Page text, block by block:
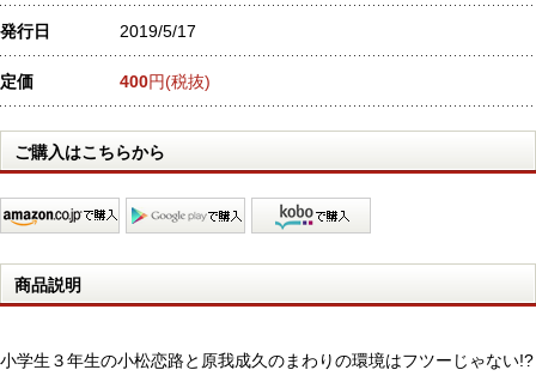
発行日 2019/5/17
定価 400円(税抜)
ご購入はこちらから
商品説明
小学生３年生の小松恋路と原我成久のまわりの環境はフツーじゃない!?